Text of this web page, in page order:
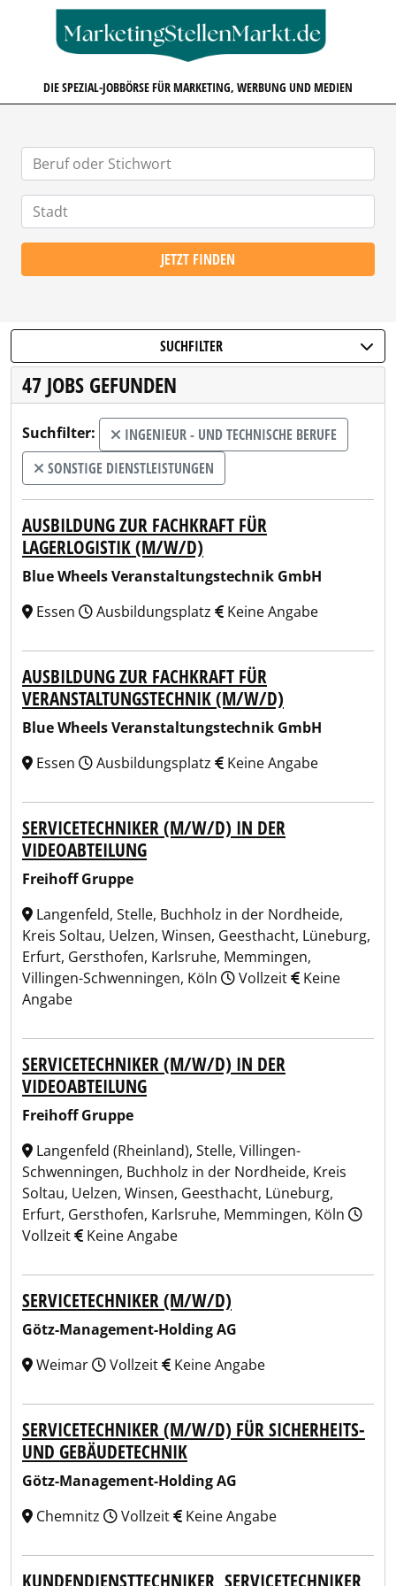
DIE SPEZIAL-JOBBÖRSE FÜR MARKETING, WERBUNG UND MEDIEN
JETZT FINDEN
SUCHFILTER
47 JOBS GEFUNDEN
Suchfilter:
INGENIEUR - UND TECHNISCHE BERUFE
SONSTIGE DIENSTLEISTUNGEN
AUSBILDUNG ZUR FACHKRAFT FÜR
LAGERLOGISTIK (M/W/D)
Blue Wheels Veranstaltungstechnik GmbH
Essen
Ausbildungsplatz Keine Angabe
AUSBILDUNG ZUR FACHKRAFT FÜR
VERANSTALTUNGSTECHNIK (M/W/D)
Blue Wheels Veranstaltungstechnik GmbH
Essen
Ausbildungsplatz Keine Angabe
SERVICETECHNIKER (M/W/D) IN DER
VIDEOABTEILUNG
Freihoff Gruppe
Langenfeld, Stelle, Buchholz in der Nordheide,
Kreis Soltau, Uelzen, Winsen, Geesthacht, Lüneburg,
Erfurt, Gersthofen, Karlsruhe, Memmingen,
Villingen-Schwenningen, Köln
Vollzeit
Keine
Angabe
SERVICETECHNIKER (M/W/D) IN DER
VIDEOABTEILUNG
Freihoff Gruppe
Langenfeld (Rheinland), Stelle, Villingen-
Schwenningen, Buchholz in der Nordheide, Kreis
Soltau, Uelzen, Winsen, Geesthacht, Lüneburg,
Erfurt, Gersthofen, Karlsruhe, Memmingen, Köln
Vollzeit
Keine Angabe
SERVICETECHNIKER (M/W/D)
Götz-Management-Holding AG
Weimar
Vollzeit Keine Angabe
SERVICETECHNIKER (M/W/D) FÜR SICHERHEITS-
UND GEBÄUDETECHNIK
Götz-Management-Holding AG
Chemnitz
Vollzeit Keine Angabe
KUNDENDIENSTTECHNIKER, SERVICETECHNIKER